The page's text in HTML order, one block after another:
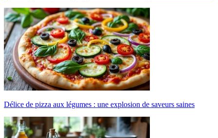
Délice de pizza aux légumes : une explosion de saveurs saines